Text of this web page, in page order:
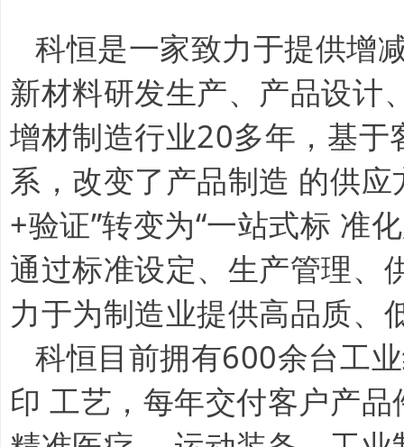
科恒是一家致力于提供增
新材料研发生产、产品设计
增材制造行业20多年，基
系，改变了产品制造 的供
+验证”转变为“一站式标 准
通过标准设定、生产管理、
力于为制造业提供高品质
科恒目前拥有600余台工
印 工艺，每年交付客户产